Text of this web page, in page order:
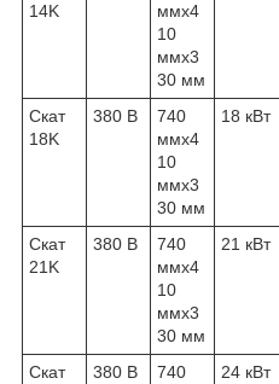
14K
ммх4
10
ммх3
30 мм
Скат
18K
380 В
740
ммх4
10
ммх3
30 мм
18 кВт
Скат
21K
380 В
740
ммх4
10
ммх3
30 мм
21 кВт
Скат
380 В
740
24 кВт